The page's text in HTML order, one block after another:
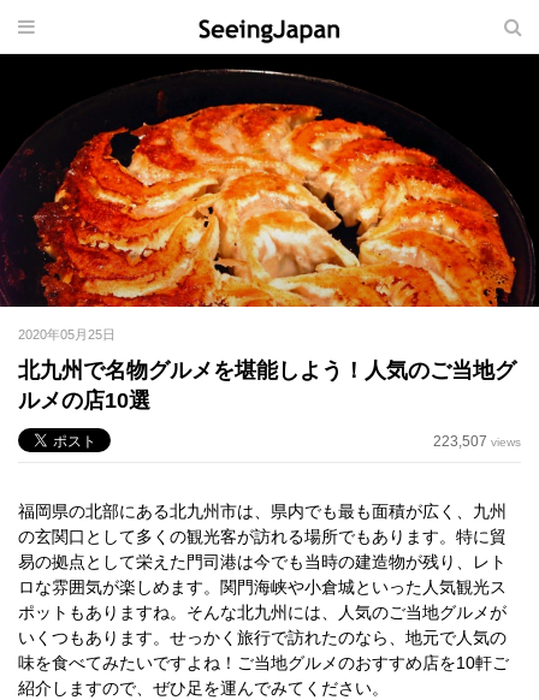
2020年05月25日
北九州で名物グルメを堪能しよう！人気のご当地グ
ルメの店10選
223,507 views
福岡県の北部にある北九州市は、県内でも最も面積が広く、九州
の玄関口として多くの観光客が訪れる場所でもあります。特に貿
易の拠点として栄えた門司港は今でも当時の建造物が残り、レト
ロな雰囲気が楽しめます。関門海峡や小倉城といった人気観光ス
ポットもありますね。そんな北九州には、人気のご当地グルメが
いくつもあります。せっかく旅行で訪れたのなら、地元で人気の
味を食べてみたいですよね！ご当地グルメのおすすめ店を10軒ご
紹介しますので、ぜひ足を運んでみてください。